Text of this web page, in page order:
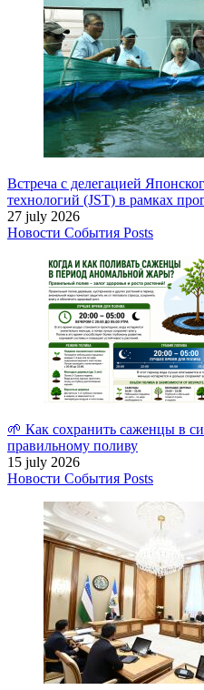
Встреча с делегацией
технологий (JST) в рамках
27 july 2026
Новости События Posts
🌱 Как сохранить саженцы в
правильному поливу
15 july 2026
Новости События Posts